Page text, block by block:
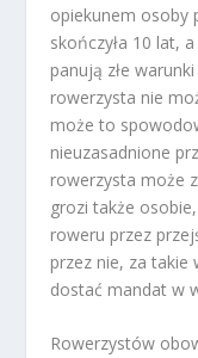
opiekunem osoby
skończyła 10 lat,
panują złe
rowerzysta nie
może to
nieuzasadnione
rowerzysta może
grozi także
roweru przez
przez nie, za
dostać mandat w
Rowerzystów